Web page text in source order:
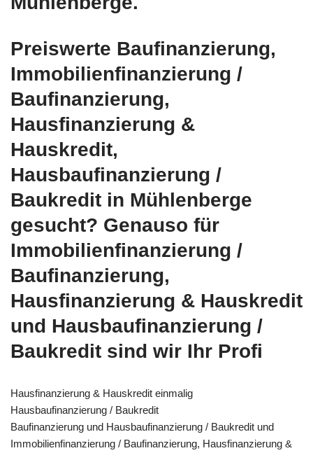
Preiswerte Baufinanzierung,
Immobilienfinanzierung /
Baufinanzierung,
Hausfinanzierung &
Hauskredit,
Hausbaufinanzierung /
Baukredit in Mühlenberge
gesucht? Genauso für
Immobilienfinanzierung /
Baufinanzierung,
Hausfinanzierung & Hauskredit
und Hausbaufinanzierung /
Baukredit sind wir Ihr Profi
Hausfinanzierung & Hauskredit einmalig
Hausbaufinanzierung / Baukredit
Baufinanzierung und Hausbaufinanzierung / Baukredit und
Immobilienfinanzierung / Baufinanzierung, Hausfinanzierung &